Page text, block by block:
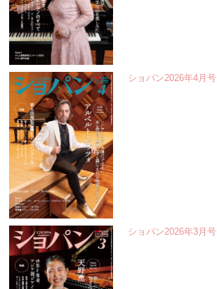
ショパン2026年4月号
ショパン2026年3月号